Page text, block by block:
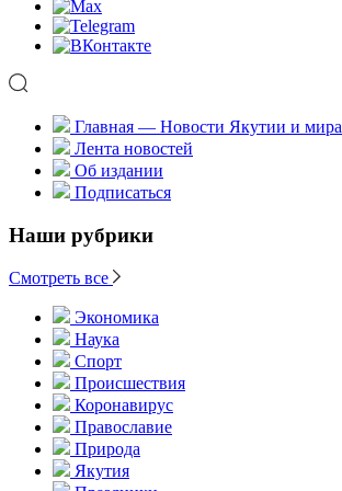
Главная — Новости Якутии и мира
Лента новостей
Об издании
Подписаться
Наши рубрики
Смотреть все
Экономика
Наука
Спорт
Происшествия
Коронавирус
Православие
Природа
Якутия